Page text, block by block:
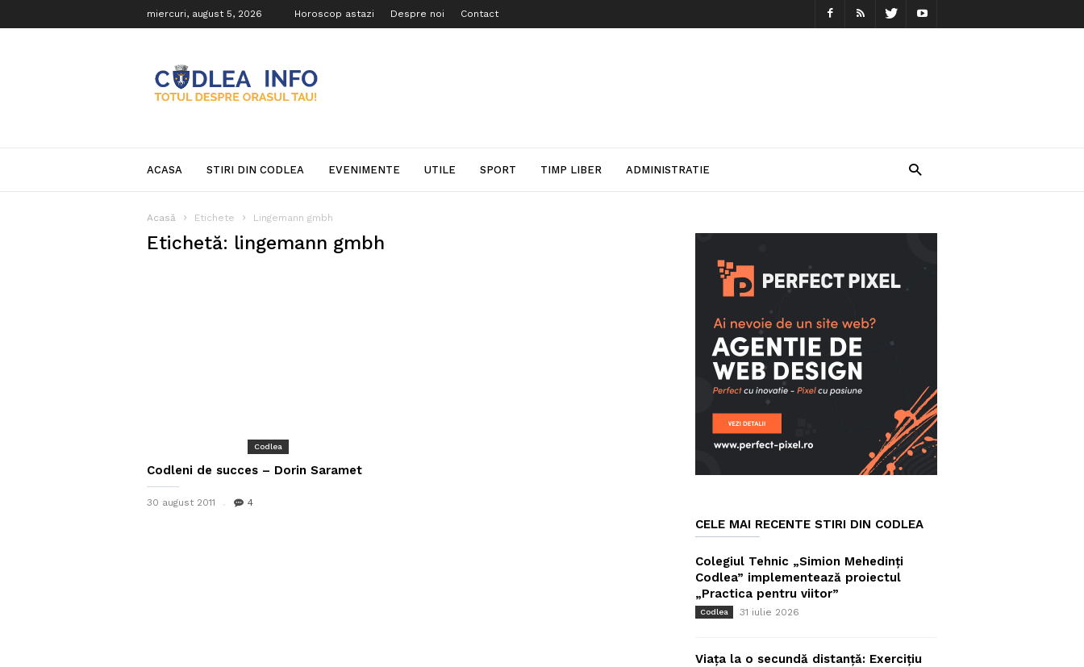
miercuri, august 5, 2026 Horoscop astazi Despre noi Contact
Info
ACASA STIRI DIN CODLEA EVENIMENTE UTILE SPORT TIMP LIBER ADMINISTRATIE
Acasă Etichete Lingemann gmbh
Etichetă: lingemann gmbh
Codlea
Codleni de succes – Dorin Saramet
30 august 2011 4
CELE MAI RECENTE STIRI DIN CODLEA
Colegiul Tehnic „Simion Mehedinți
Codlea” implementează proiectul
„Practica pentru viitor”
Codlea 31 iulie 2026
Viața la o secundă distanță: Exercițiu